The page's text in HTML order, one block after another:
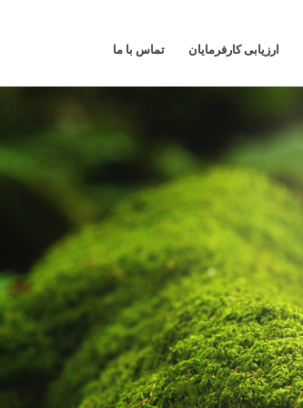
ارزیابی کارفرمایان تماس با ما